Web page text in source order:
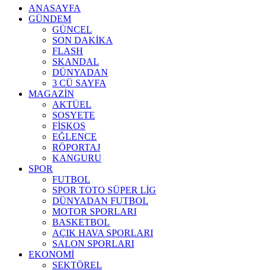
ANASAYFA
GÜNDEM
GÜNCEL
SON DAKİKA
FLASH
SKANDAL
DÜNYADAN
3 CÜ SAYFA
MAGAZİN
AKTÜEL
SOSYETE
FİSKOS
EĞLENCE
RÖPORTAJ
KANGURU
SPOR
FUTBOL
SPOR TOTO SÜPER LİG
DÜNYADAN FUTBOL
MOTOR SPORLARI
BASKETBOL
AÇIK HAVA SPORLARI
SALON SPORLARI
EKONOMİ
SEKTÖREL